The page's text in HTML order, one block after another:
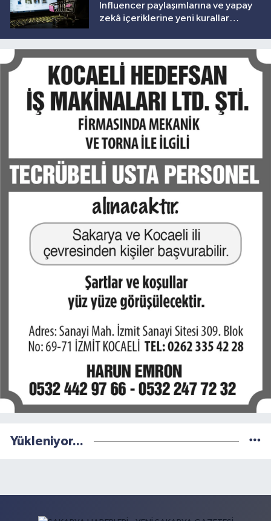
Influencer paylaşımlarına ve yapay
zekâ içeriklerine yeni kurallar
Yükleniyor...